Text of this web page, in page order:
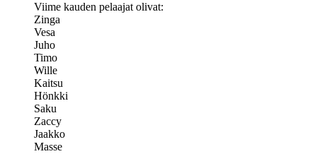
Viime kauden pelaajat olivat:
Zinga
Vesa
Juho
Timo
Wille
Kaitsu
Hönkki
Saku
Zaccy
Jaakko
Masse